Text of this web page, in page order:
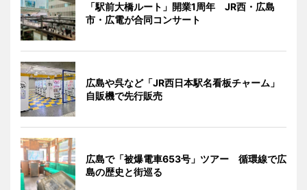
「駅前大橋ルート」開業1周年 JR西・広島
市・広電が合同コンサート
広島や呉など「JR西日本駅名看板チャーム」
自販機で先行販売
広島で「被爆電車653号」ツアー 循環線で広
島の歴史と街巡る